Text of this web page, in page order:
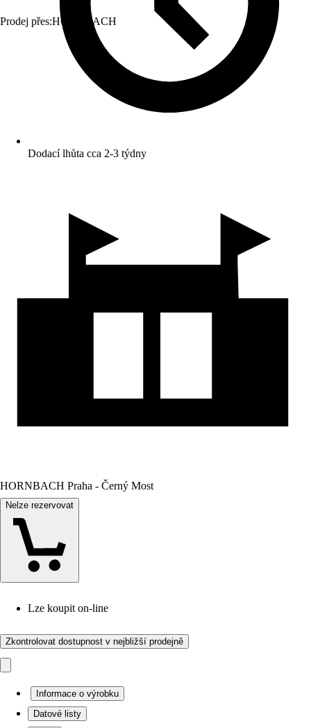
Prodej přes:HORNBACH
Dodací lhůta cca 2-3 týdny
HORNBACH Praha - Černý Most
Nelze rezervovat
Lze koupit on-line
Zkontrolovat dostupnost v nejbližší prodejně
Informace o výrobku
Datové listy